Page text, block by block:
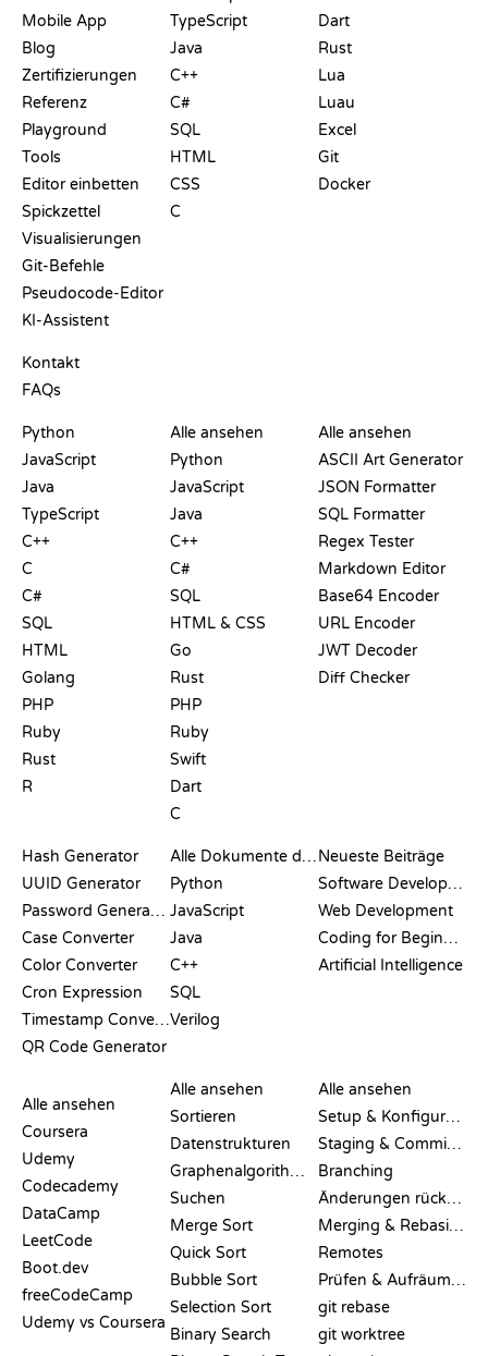
Mobile App
Blog
Zertifizierungen
Referenz
Playground
Tools
Editor einbetten
Spickzettel
Visualisierungen
Git-Befehle
Pseudocode-Editor
KI-Assistent
Kontakt
FAQs
TypeScript
Java
C++
C#
SQL
HTML
CSS
C
Dart
Rust
Lua
Luau
Excel
Git
Docker
Python
JavaScript
Java
TypeScript
C++
C
C#
SQL
HTML
Golang
PHP
Ruby
Rust
R
Alle ansehen
Python
JavaScript
Java
C++
C#
SQL
HTML & CSS
Go
Rust
PHP
Ruby
Swift
Dart
C
Alle ansehen
ASCII Art Generator
JSON Formatter
SQL Formatter
Regex Tester
Markdown Editor
Base64 Encoder
URL Encoder
JWT Decoder
Diff Checker
Hash Generator
UUID Generator
Password Generator
Case Converter
Color Converter
Cron Expression
Timestamp Converter
QR Code Generator
Alle Dokumente durchsuchen
Python
JavaScript
Java
C++
SQL
Verilog
Neueste Beiträge
Software Development
Web Development
Coding for Beginners
Artificial Intelligence
Alle ansehen
Coursera
Udemy
Codecademy
DataCamp
LeetCode
Boot.dev
freeCodeCamp
Udemy vs Coursera
Alle ansehen
Sortieren
Datenstrukturen
Graphenalgorithmen
Suchen
Merge Sort
Quick Sort
Bubble Sort
Selection Sort
Binary Search
Alle ansehen
Setup & Konfiguration
Staging & Committing
Branching
Änderungen rückgängig machen
Merging & Rebasing
Remotes
Prüfen & Aufräumen
git rebase
git worktree